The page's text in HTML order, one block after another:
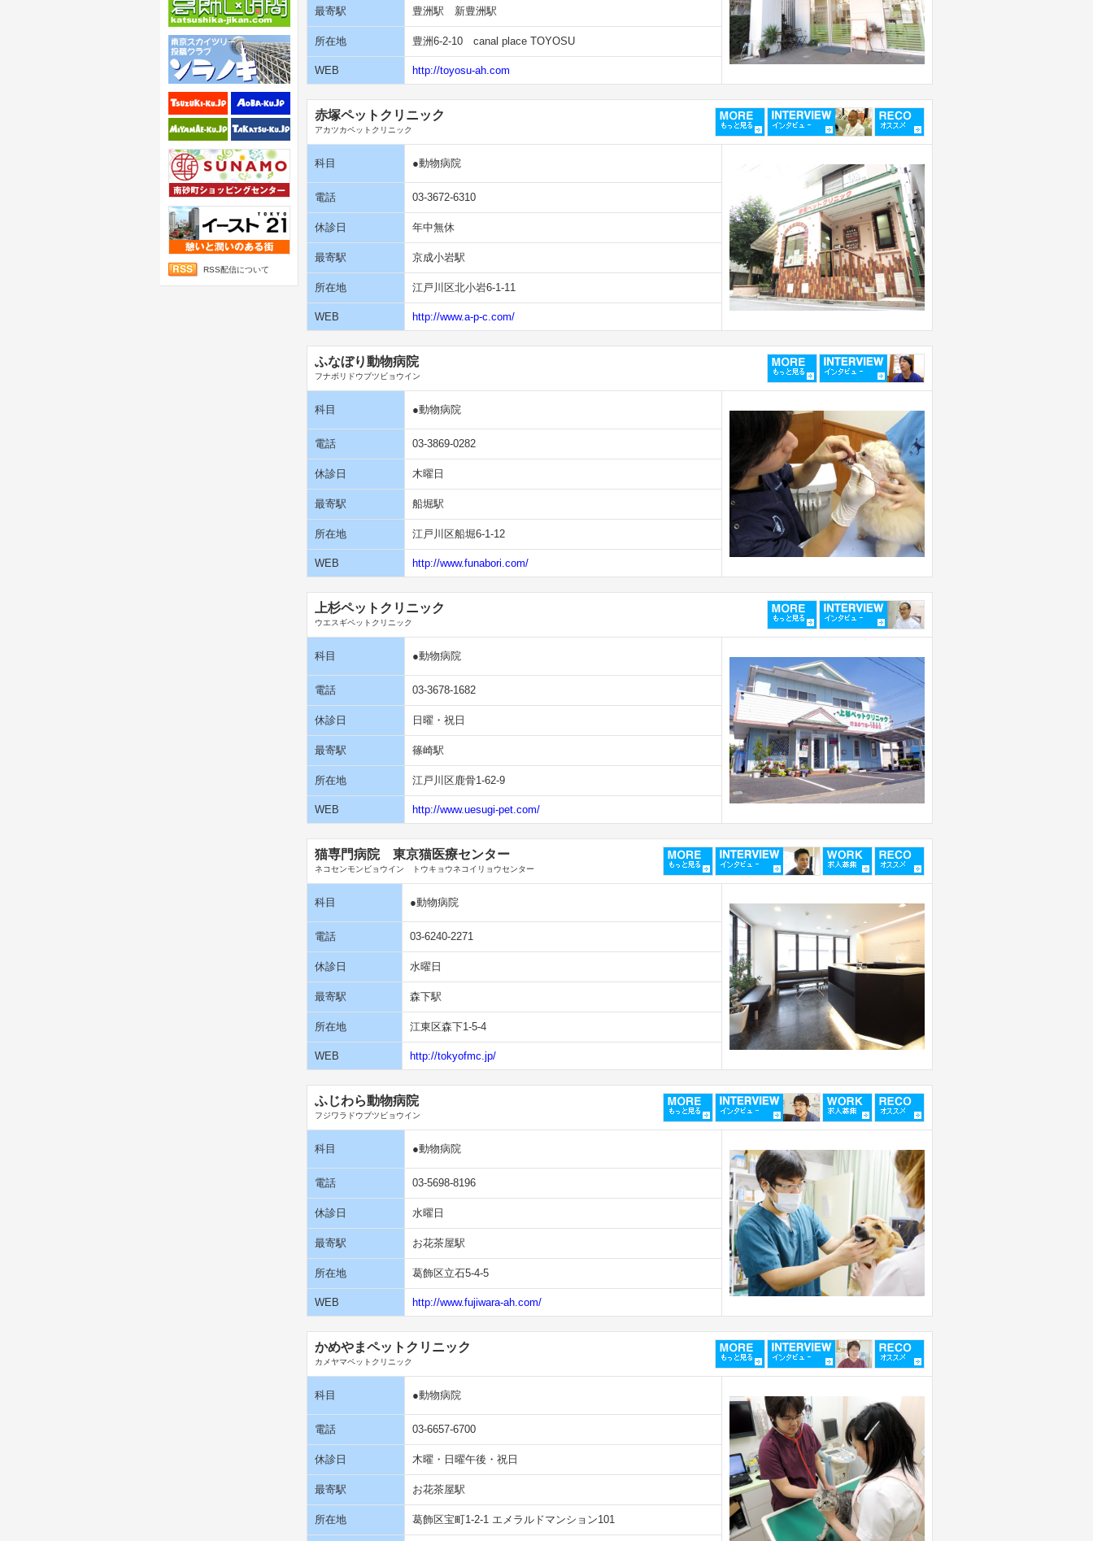
RSS配信について
最寄駅 豊洲駅 新豊洲駅
所在地 豊洲6-2-10 canal place TOYOSU
WEB http://toyosu-ah.com
赤塚ペットクリニック
アカツカペットクリニック
科目 ●動物病院
電話 03-3672-6310
休診日 年中無休
最寄駅 京成小岩駅
所在地 江戸川区北小岩6-1-11
WEB http://www.a-p-c.com/
ふなぼり動物病院
フナボリドウブツビョウイン
科目 ●動物病院
電話 03-3869-0282
休診日 木曜日
最寄駅 船堀駅
所在地 江戸川区船堀6-1-12
WEB http://www.funabori.com/
上杉ペットクリニック
ウエスギペットクリニック
科目 ●動物病院
電話 03-3678-1682
休診日 日曜・祝日
最寄駅 篠崎駅
所在地 江戸川区鹿骨1-62-9
WEB http://www.uesugi-pet.com/
猫専門病院 東京猫医療センター
ネコセンモンビョウイン トウキョウネコイリョウセンター
科目 ●動物病院
電話 03-6240-2271
休診日 水曜日
最寄駅 森下駅
所在地 江東区森下1-5-4
WEB http://tokyofmc.jp/
ふじわら動物病院
フジワラドウブツビョウイン
科目 ●動物病院
電話 03-5698-8196
休診日 水曜日
最寄駅 お花茶屋駅
所在地 葛飾区立石5-4-5
WEB http://www.fujiwara-ah.com/
かめやまペットクリニック
カメヤマペットクリニック
科目 ●動物病院
電話 03-6657-6700
休診日 木曜・日曜午後・祝日
最寄駅 お花茶屋駅
所在地 葛飾区宝町1-2-1 エメラルドマンション101